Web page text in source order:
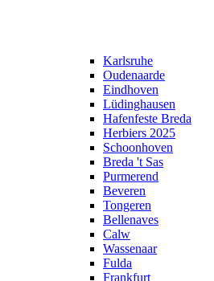
Karlsruhe
Oudenaarde
Eindhoven
Lüdinghausen
Hafenfeste Breda
Herbiers 2025
Schoonhoven
Breda 't Sas
Purmerend
Beveren
Tongeren
Bellenaves
Calw
Wassenaar
Fulda
Frankfurt